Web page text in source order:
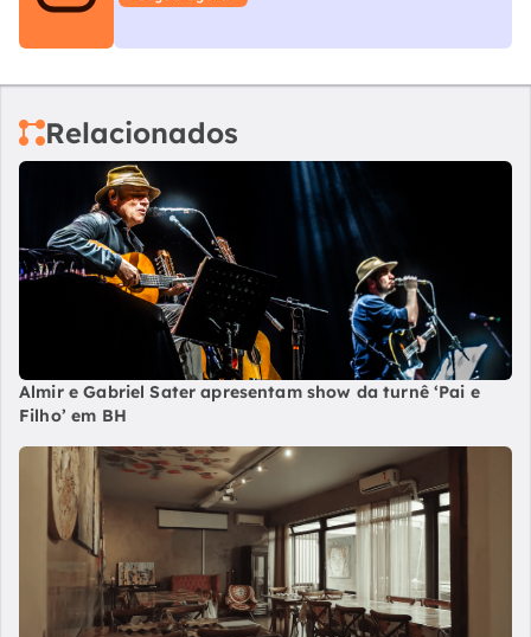
Relacionados
Almir e Gabriel Sater apresentam show da turnê ‘Pai e
Filho’ em BH